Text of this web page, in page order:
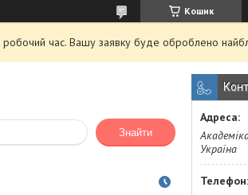
Кошик
робочий час. Вашу заявку буде оброблено
Знайти
Україна